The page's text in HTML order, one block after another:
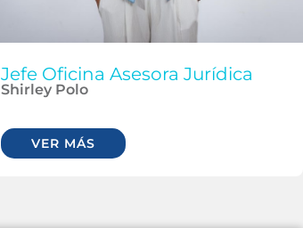
Jefe Oficina Asesora Jurídica
Shirley Polo
VER MÁS